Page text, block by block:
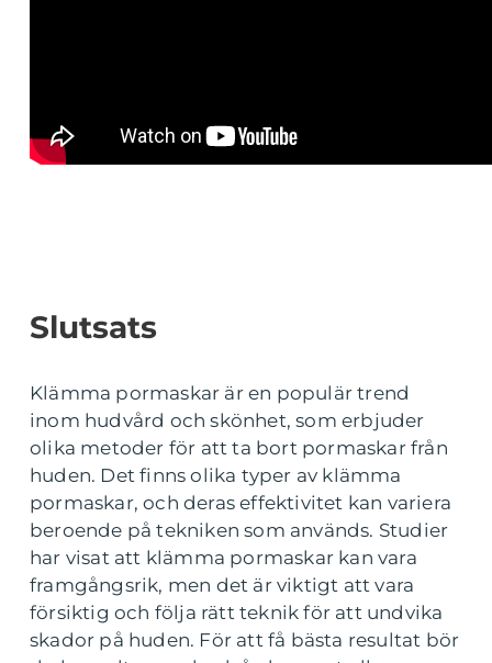
Slutsats
Klämma pormaskar är en populär trend
inom hudvård och skönhet, som erbjuder
olika metoder för att ta bort pormaskar från
huden. Det finns olika typer av klämma
pormaskar, och deras effektivitet kan variera
beroende på tekniken som används. Studier
har visat att klämma pormaskar kan vara
framgångsrik, men det är viktigt att vara
försiktig och följa rätt teknik för att undvika
skador på huden. För att få bästa resultat bör